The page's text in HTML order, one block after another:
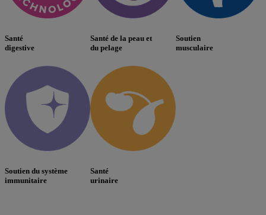
Santé
digestive
Santé de la peau et
du pelage
Soutien
musculaire
Soutien du système
immunitaire
Santé
urinaire